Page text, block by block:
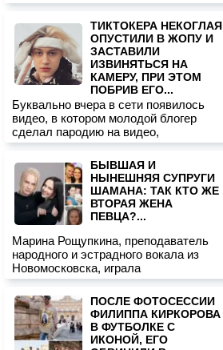
ТИКТОКЕРА НЕКОГЛАЯ
ОПУСТИЛИ В ЖОПУ И
ЗАСТАВИЛИ
ИЗВИНЯТЬСЯ НА
КАМЕРУ, ПРИ ЭТОМ
ПОБРИВ ЕГО...
Буквально вчера в сети появилось
видео, в котором молодой блогер
сделал пародию на видео,
БЫВШАЯ И
НЫНЕШНЯЯ СУПРУГИ
ШАМАНА: ТАК КТО ЖЕ
ВТОРАЯ ЖЕНА
ПЕВЦА?...
Марина Рощупкина, преподаватель
народного и эстрадного вокала из
Новомосковска, играла
ПОСЛЕ ФОТОСЕССИИ
ФИЛИППА КИРКОРОВА
В ФУТБОЛКЕ С
ИКОНОЙ, ЕГО